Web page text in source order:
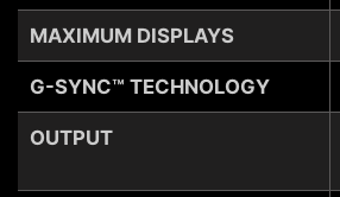
MAXIMUM DISPLAYS
G-SYNC™ TECHNOLOGY
OUTPUT